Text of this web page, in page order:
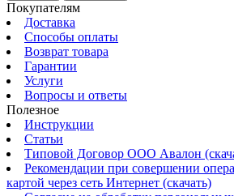
Покупателям
Доставка
Способы оплаты
Возврат товара
Гарантии
Услуги
Вопросы и ответы
Полезное
Инструкции
Статьи
Типовой Договор ООО Авалон
Рекомендации при совершении
картой через сеть Интернет (скачать)